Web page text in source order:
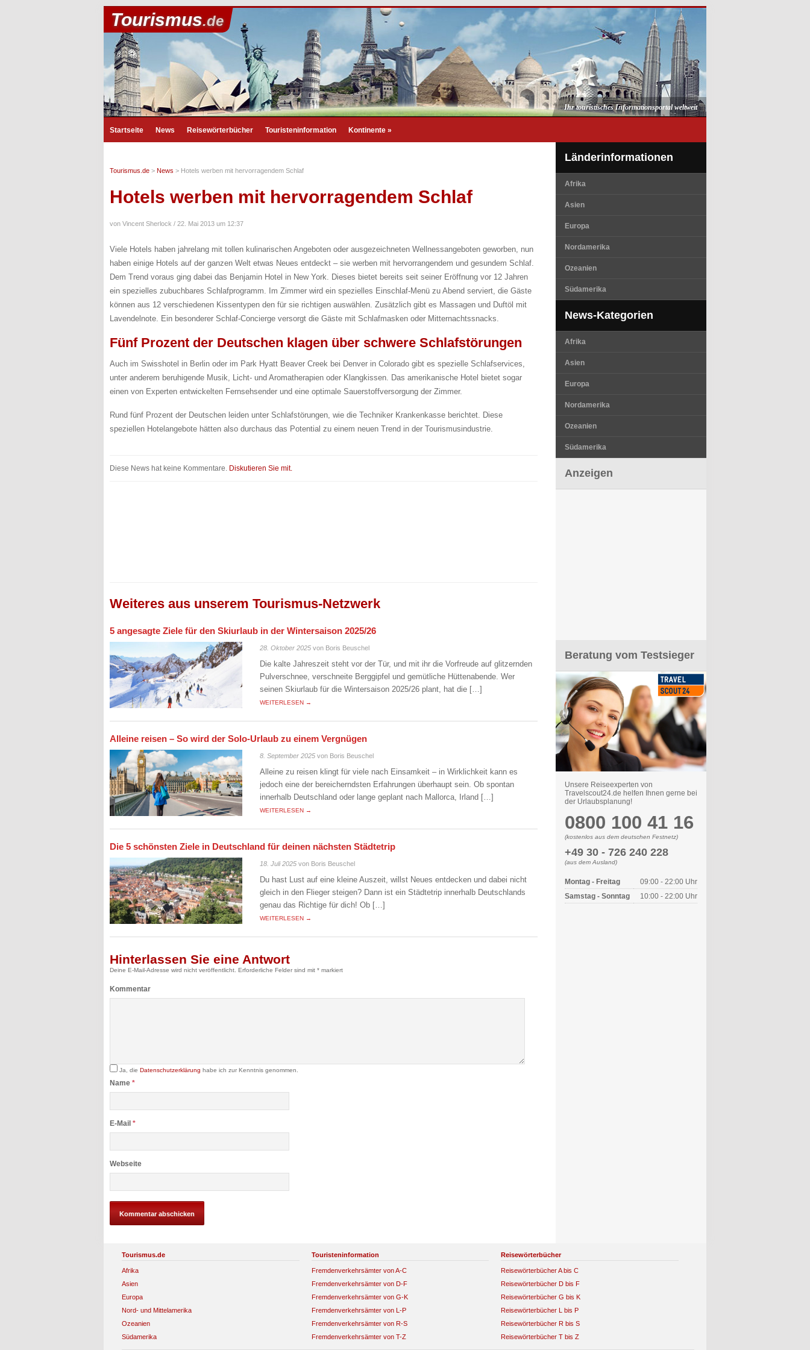
Tourismus.de
Ihr touristisches Informationsportal weltweit
Startseite News Reisewörterbücher Touristeninformation Kontinente »
Tourismus.de > News > Hotels werben mit hervorragendem Schlaf
Hotels werben mit hervorragendem Schlaf
von Vincent Sherlock / 22. Mai 2013 um 12:37
Viele Hotels haben jahrelang mit tollen kulinarischen Angeboten oder ausgezeichneten Wellnessangeboten geworben, nun
haben einige Hotels auf der ganzen Welt etwas Neues entdeckt – sie werben mit hervorrangendem und gesundem Schlaf.
Dem Trend voraus ging dabei das Benjamin Hotel in New York. Dieses bietet bereits seit seiner Eröffnung vor 12 Jahren
ein spezielles zubuchbares Schlafprogramm. Im Zimmer wird ein spezielles Einschlaf-Menü zu Abend serviert, die Gäste
können aus 12 verschiedenen Kissentypen den für sie richtigen auswählen. Zusätzlich gibt es Massagen und Duftöl mit
Lavendelnote. Ein besonderer Schlaf-Concierge versorgt die Gäste mit Schlafmasken oder Mitternachtssnacks.
Fünf Prozent der Deutschen klagen über schwere Schlafstörungen
Auch im Swisshotel in Berlin oder im Park Hyatt Beaver Creek bei Denver in Colorado gibt es spezielle Schlafservices,
unter anderem beruhigende Musik, Licht- und Aromatherapien oder Klangkissen. Das amerikanische Hotel bietet sogar
einen von Experten entwickelten Fernsehsender und eine optimale Sauerstoffversorgung der Zimmer.
Rund fünf Prozent der Deutschen leiden unter Schlafstörungen, wie die Techniker Krankenkasse berichtet. Diese
speziellen Hotelangebote hätten also durchaus das Potential zu einem neuen Trend in der Tourismusindustrie.
Diese News hat keine Kommentare. Diskutieren Sie mit.
Weiteres aus unserem Tourismus-Netzwerk
5 angesagte Ziele für den Skiurlaub in der Wintersaison 2025/26
28. Oktober 2025 von Boris Beuschel
Die kalte Jahreszeit steht vor der Tür, und mit ihr die Vorfreude auf glitzernden
Pulverschnee, verschneite Berggipfel und gemütliche Hüttenabende. Wer
seinen Skiurlaub für die Wintersaison 2025/26 plant, hat die […]
WEITERLESEN →
Alleine reisen – So wird der Solo-Urlaub zu einem Vergnügen
8. September 2025 von Boris Beuschel
Alleine zu reisen klingt für viele nach Einsamkeit – in Wirklichkeit kann es
jedoch eine der bereicherndsten Erfahrungen überhaupt sein. Ob spontan
innerhalb Deutschland oder lange geplant nach Mallorca, Irland […]
WEITERLESEN →
Die 5 schönsten Ziele in Deutschland für deinen nächsten Städtetrip
18. Juli 2025 von Boris Beuschel
Du hast Lust auf eine kleine Auszeit, willst Neues entdecken und dabei nicht
gleich in den Flieger steigen? Dann ist ein Städtetrip innerhalb Deutschlands
genau das Richtige für dich! Ob […]
WEITERLESEN →
Hinterlassen Sie eine Antwort
Deine E-Mail-Adresse wird nicht veröffentlicht. Erforderliche Felder sind mit * markiert
Kommentar
Ja, die Datenschutzerklärung habe ich zur Kenntnis genommen.
Name *
E-Mail *
Webseite
Länderinformationen
Afrika
Asien
Europa
Nordamerika
Ozeanien
Südamerika
News-Kategorien
Afrika
Asien
Europa
Nordamerika
Ozeanien
Südamerika
Anzeigen
Beratung vom Testsieger
Unsere Reiseexperten von
Travelscout24.de helfen Ihnen gerne bei
der Urlaubsplanung!
0800 100 41 16
(kostenlos aus dem deutschen Festnetz)
+49 30 - 726 240 228
(aus dem Ausland)
Montag - Freitag
09:00 - 22:00 Uhr
Samstag - Sonntag
10:00 - 22:00 Uhr
Tourismus.de
Afrika
Asien
Europa
Nord- und Mittelamerika
Ozeanien
Südamerika
Touristeninformation
Fremdenverkehrsämter von A-C
Fremdenverkehrsämter von D-F
Fremdenverkehrsämter von G-K
Fremdenverkehrsämter von L-P
Fremdenverkehrsämter von R-S
Fremdenverkehrsämter von T-Z
Reisewörterbücher
Reisewörterbücher A bis C
Reisewörterbücher D bis F
Reisewörterbücher G bis K
Reisewörterbücher L bis P
Reisewörterbücher R bis S
Reisewörterbücher T bis Z